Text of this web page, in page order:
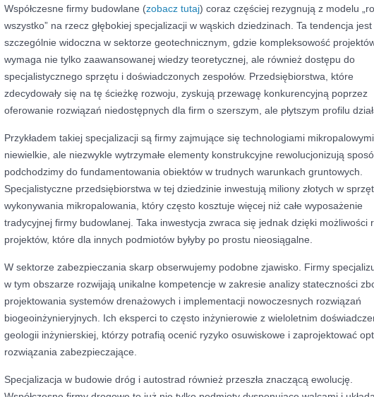
Współczesne firmy budowlane (zobacz tutaj) coraz częściej rezygnują z modelu
wszystko” na rzecz głębokiej specjalizacji w wąskich dziedzinach. Ta tendencja jest
szczególnie widoczna w sektorze geotechnicznym, gdzie kompleksowość
wymaga nie tylko zaawansowanej wiedzy teoretycznej, ale również dostępu do
specjalistycznego sprzętu i doświadczonych zespołów. Przedsiębiorstwa, które
zdecydowały się na tę ścieżkę rozwoju, zyskują przewagę konkurencyjną poprzez
oferowanie rozwiązań niedostępnych dla firm o szerszym, ale płytszym profilu
Przykładem takiej specjalizacji są firmy zajmujące się technologiami
niewielkie, ale niezwykle wytrzymałe elementy konstrukcyjne rewolucjonizują
podchodzimy do fundamentowania obiektów w trudnych warunkach gruntowych.
Specjalistyczne przedsiębiorstwa w tej dziedzinie inwestują miliony złotych w
wykonywania mikropalowania, który często kosztuje więcej niż całe wyposażenie
tradycyjnej firmy budowlanej. Taka inwestycja zwraca się jednak dzięki możliwości
projektów, które dla innych podmiotów byłyby po prostu nieosiągalne.
W sektorze zabezpieczania skarp obserwujemy podobne zjawisko. Firmy
w tym obszarze rozwijają unikalne kompetencje w zakresie analizy stateczności
projektowania systemów drenażowych i implementacji nowoczesnych rozwiązań
biogeoinżynieryjnych. Ich eksperci to często inżynierowie z wieloletnim
geologii inżynierskiej, którzy potrafią ocenić ryzyko osuwiskowe i zaprojektować
rozwiązania zabezpieczające.
Specjalizacja w budowie dróg i autostrad również przeszła znaczącą ewolucję.